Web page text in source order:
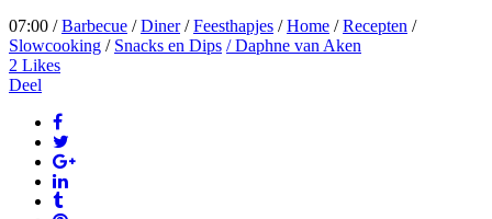
07:00 /Barbecue /Diner/Feesthapjes /Home /Recepten /
Slowcooking / Snacks en Dips / Daphne van Aken
2 Likes
Deel